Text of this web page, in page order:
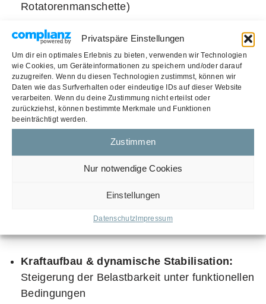
Privatspäre Einstellungen
Um dir ein optimales Erlebnis zu bieten, verwenden wir Technologien
wie Cookies, um Geräteinformationen zu speichern und/oder darauf
zuzugreifen. Wenn du diesen Technologien zustimmst, können wir
Daten wie das Surfverhalten oder eindeutige IDs auf dieser Website
verarbeiten. Wenn du deine Zustimmung nicht erteilst oder
zurückziehst, können bestimmte Merkmale und Funktionen
beeinträchtigt werden.
Zustimmen
Nur notwendige Cookies
Einstellungen
Datenschutz Impressum
Rotatorenmanschette)
Koordinations- und Haltungstraining:
Verbesserung der neuromuskulären Kontrolle
Abstimmung mit dem operierenden Arzt:
Sicherstellung eines individuell abgestimmten
Rehaprozesses
Phase 3: Belastbarkeit steigern (ab 8
Wochen)
Jetzt beginnt der Weg zurück in Sport und
Kraftaufbau & dynamische Stabilisation:
Steigerung der Belastbarkeit unter funktionellen
Bedingungen